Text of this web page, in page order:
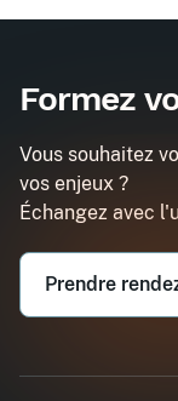
Formez
Vous souhaitez
vos enjeux ?
Échangez avec
Prendre